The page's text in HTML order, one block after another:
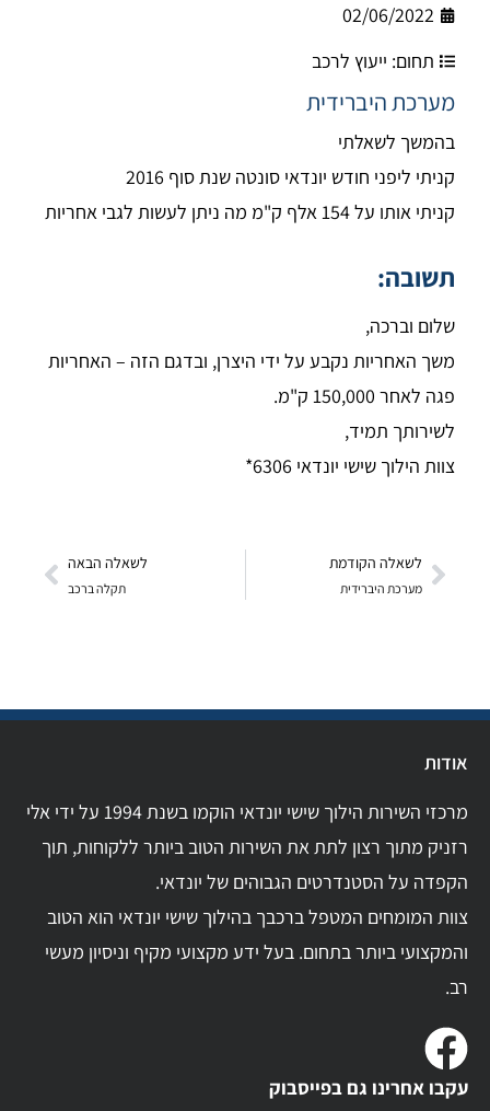
02/06/2022
תחום: ייעוץ לרכב
מערכת היברידית
בהמשך לשאלתי
קניתי ליפני חודש יונדאי סונטה שנת סוף 2016
קניתי אותו על 154 אלף ק"מ מה ניתן לעשות לגבי אחריות
תשובה:
שלום וברכה,
משך האחריות נקבע על ידי היצרן, ובדגם הזה – האחריות
פגה לאחר 150,000 ק"מ.
לשירותך תמיד,
צוות הילוך שישי יונדאי 6306*
לשאלה הקודמת
מערכת היברידית
לשאלה הבאה
תקלה ברכב
אודות
מרכזי השירות הילוך שישי יונדאי הוקמו בשנת 1994 על ידי אלי
רזניק מתוך רצון לתת את השירות הטוב ביותר ללקוחות, תוך
הקפדה על הסטנדרטים הגבוהים של יונדאי.
צוות המומחים המטפל ברכבך בהילוך שישי יונדאי הוא הטוב
והמקצועי ביותר בתחום. בעל ידע מקצועי מקיף וניסיון מעשי
רב.
עקבו אחרינו גם בפייסבוק